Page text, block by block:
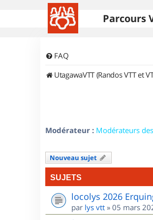
Parcours
FAQ
UtagawaVTT (Randos VTT et
Modérateur : Modérateurs
Nouveau sujet
SUJETS
locolys 2026
par lys vtt » 05 mars